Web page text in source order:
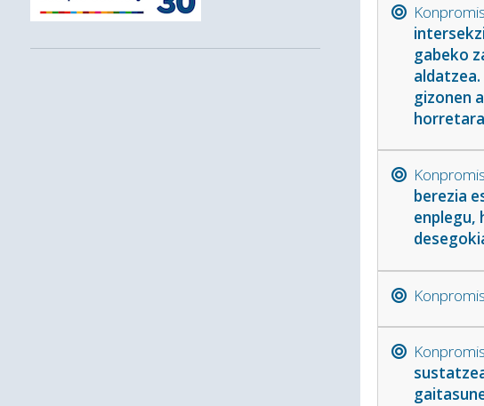
gabeko
gizonen
berezia
enplegu,